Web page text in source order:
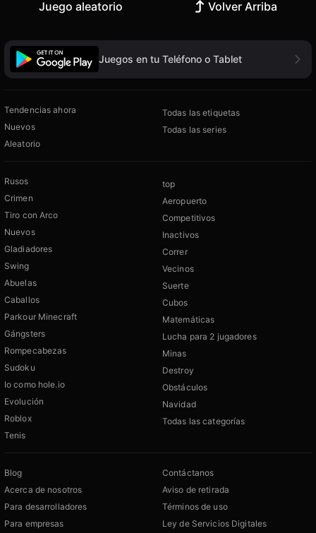
Juego aleatorio Volver Arriba
Juegos en tu Teléfono o Tablet
Tendencias ahora
Nuevos
Aleatorio
Todas las etiquetas
Todas las series
Rusos
Crimen
Tiro con Arco
Nuevos
Gladiadores
Swing
Abuelas
Caballos
Parkour Minecraft
Gángsters
Rompecabezas
Sudoku
Io como hole.io
Evolución
Roblox
Tenis
top
Aeropuerto
Competitivos
Inactivos
Correr
Vecinos
Suerte
Cubos
Matemáticas
Lucha para 2 jugadores
Minas
Destroy
Obstáculos
Navidad
Todas las categorías
Blog
Acerca de nosotros
Para desarrolladores
Para empresas
Contáctanos
Aviso de retirada
Términos de uso
Ley de Servicios Digitales